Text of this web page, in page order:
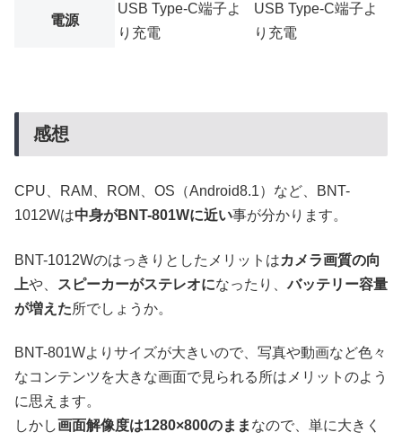
電源
USB Type-C端子よ
り充電
USB Type-C端子よ
り充電
感想
CPU、RAM、ROM、OS（Android8.1）など、BNT-
1012Wは中身がBNT-801Wに近い事が分かります。
BNT-1012Wのはっきりとしたメリットはカメラ画質の向
上や、 スピーカーがステレオになったり、バッテリー容量
が増えた所でしょうか。
BNT-801Wよりサイズが大きいので、写真や動画など色々
なコンテンツを大きな画面で見られる所はメリットのよう
に思えます。
しかし画面解像度は1280×800のまま なので、単に大きく